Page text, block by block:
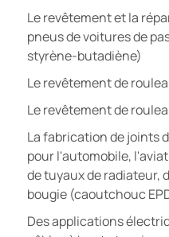
Le revêtement et la
pneus de voitures de
styrène-butadiène)
Le revêtement de
Le revêtement de
La fabrication de joints
pour l'automobile,
de tuyaux de radiateur,
bougie (caoutchouc
Des applications